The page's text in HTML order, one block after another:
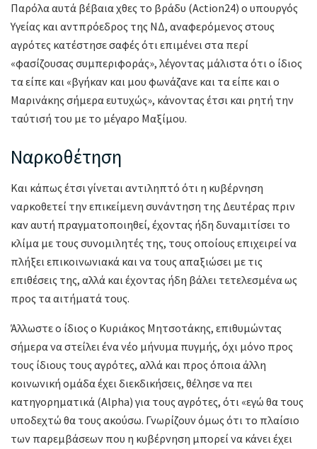
Παρόλα αυτά βέβαια χθες το βράδυ (Action24) ο υπουργός
Υγείας και αντπρόεδρος της ΝΔ, αναφερόμενος στους
αγρότες κατέστησε σαφές ότι επιμένει στα περί
«φασίζουσας συμπεριφοράς», λέγοντας μάλιστα ότι ο ίδιος
τα είπε και «βγήκαν και μου φωνάζανε και τα είπε και ο
Μαρινάκης σήμερα ευτυχώς», κάνοντας έτσι και ρητή την
ταύτισή του με το μέγαρο Μαξίμου.
Ναρκοθέτηση
Και κάπως έτσι γίνεται αντιληπτό ότι η κυβέρνηση
ναρκοθετεί την επικείμενη συνάντηση της Δευτέρας πριν
καν αυτή πραγματοποιηθεί, έχοντας ήδη δυναμιτίσει το
κλίμα με τους συνομιλητές της, τους οποίους επιχειρεί να
πλήξει επικοινωνιακά και να τους απαξιώσει με τις
επιθέσεις της, αλλά και έχοντας ήδη βάλει τετελεσμένα ως
προς τα αιτήματά τους.
Άλλωστε ο ίδιος ο Κυριάκος Μητσοτάκης, επιθυμώντας
σήμερα να στείλει ένα νέο μήνυμα πυγμής, όχι μόνο προς
τους ίδιους τους αγρότες, αλλά και προς όποια άλλη
κοινωνική ομάδα έχει διεκδικήσεις, θέλησε να πει
κατηγορηματικά (Alpha) για τους αγρότες, ότι «εγώ θα τους
υποδεχτώ θα τους ακούσω. Γνωρίζουν όμως ότι το πλαίσιο
των παρεμβάσεων που η κυβέρνηση μπορεί να κάνει έχει